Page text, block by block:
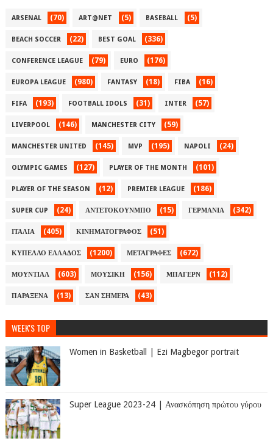
ARSENAL (70) ART@NET (5) BASEBALL (5)
BEACH SOCCER (22) BEST GOAL (336)
CONFERENCE LEAGUE (79) EURO (176)
EUROPA LEAGUE (980) FANTASY (18) FIBA (16)
FIFA (193) FOOTBALL IDOLS (31) INTER (57)
LIVERPOOL (146) MANCHESTER CITY (59)
MANCHESTER UNITED (145) MVP (195) NAPOLI (24)
OLYMPIC GAMES (127) PLAYER OF THE MONTH (101)
PLAYER OF THE SEASON (12) PREMIER LEAGUE (186)
SUPER CUP (24) ΑΝΤΕΤΟΚΟΥΝΜΠΟ (15) ΓΕΡΜΑΝΙΑ (342)
ΙΤΑΛΙΑ (405) ΚΙΝΗΜΑΤΟΓΡΑΦΟΣ (51)
ΚΥΠΕΛΛΟ ΕΛΛΑΔΟΣ (1200) ΜΕΤΑΓΡΑΦΕΣ (672)
ΜΟΥΝΤΙΑΛ (603) ΜΟΥΣΙΚΗ (156) ΜΠΑΓΕΡΝ (112)
ΠΑΡΑΞΕΝΑ (13) ΣΑΝ ΣΗΜΕΡΑ (43)
WEEK'S TOP
Women in Basketball | Ezi Magbegor portrait
Super League 2023-24 | Ανασκόπηση πρώτου γύρου